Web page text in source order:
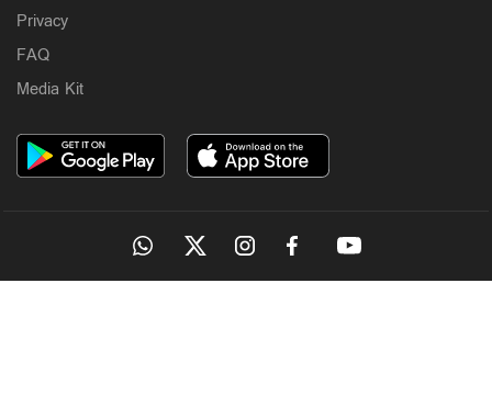
Privacy
FAQ
Media Kit